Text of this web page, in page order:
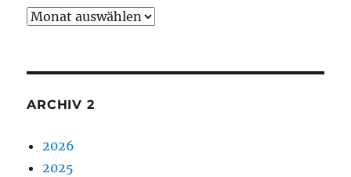
Archiv
ARCHIV 2
2026
2025